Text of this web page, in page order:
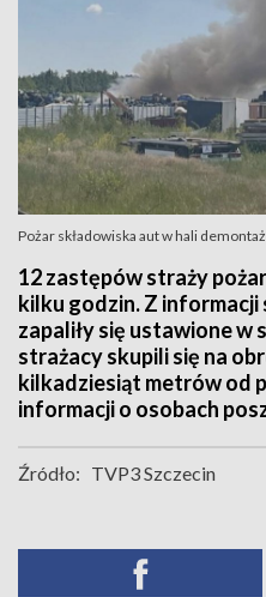
Pożar składowiska aut w hali
12 zastępów straży
kilku godzin. Z
zapaliły się ustawione w
strażacy skupili się na
kilkadziesiąt metrów od
informacji o osobach
Źródło: TVP3 Szczecin